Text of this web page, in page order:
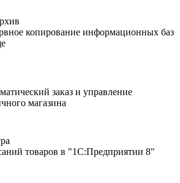
копирование информационных баз
заказ и управление
магазина
товаров в "1С:Предприятии 8"